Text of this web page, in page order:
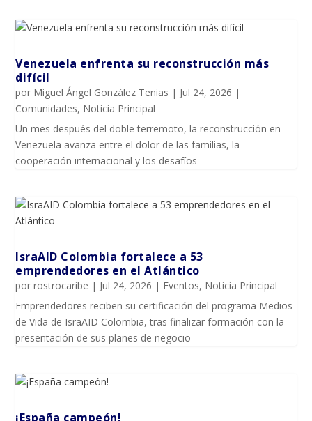
Venezuela enfrenta su reconstrucción más
difícil
por Miguel Ángel González Tenias | Jul 24, 2026 |
Comunidades, Noticia Principal
Un mes después del doble terremoto, la reconstrucción en
Venezuela avanza entre el dolor de las familias, la
cooperación internacional y los desafíos
IsraAID Colombia fortalece a 53
emprendedores en el Atlántico
porrostrocaribe | Jul 24, 2026 | Eventos, Noticia Principal
Emprendedores reciben su certificación del programa Medios
de Vida de IsraAID Colombia, tras finalizar formación con la
presentación de sus planes de negocio
¡España campeón!